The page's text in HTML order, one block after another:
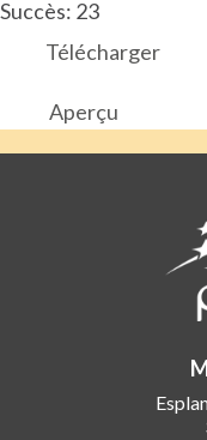
Succès: 23
Télécharger
Aperçu